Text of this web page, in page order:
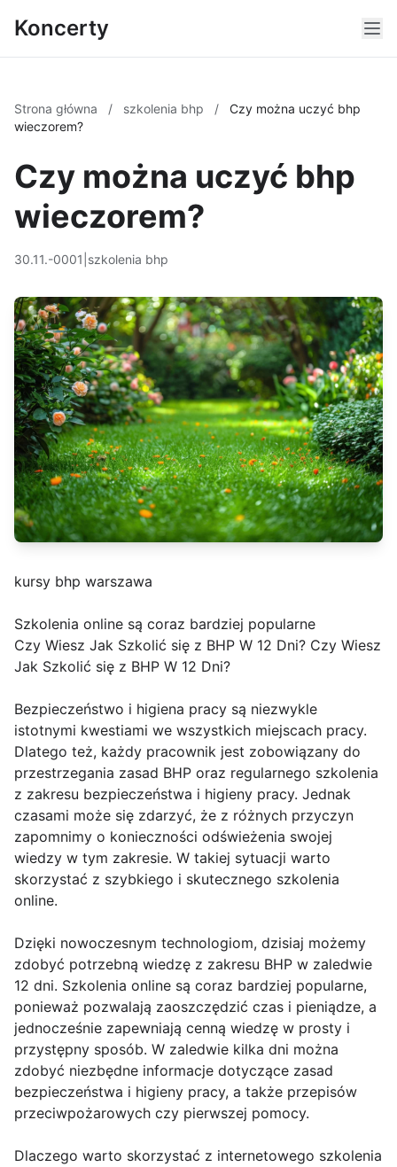
Koncerty
Strona główna / szkolenia bhp /
Czy można uczyć bhp
wieczorem?
Czy można uczyć bhp
wieczorem?
30.11.-0001 szkolenia bhp
kursy bhp warszawa
Szkolenia online są coraz bardziej popularne
Czy Wiesz Jak Szkolić się z BHP W 12 Dni? Czy Wiesz
Jak Szkolić się z BHP W 12 Dni?
Bezpieczeństwo i higiena pracy są niezwykle
istotnymi kwestiami we wszystkich miejscach pracy.
Dlatego też, każdy pracownik jest zobowiązany do
przestrzegania zasad BHP oraz regularnego szkolenia
z zakresu bezpieczeństwa i higieny pracy. Jednak
czasami może się zdarzyć, że z różnych przyczyn
zapomnimy o konieczności odświeżenia swojej
wiedzy w tym zakresie. W takiej sytuacji warto
skorzystać z szybkiego i skutecznego szkolenia
online.
Dzięki nowoczesnym technologiom, dzisiaj możemy
zdobyć potrzebną wiedzę z zakresu BHP w zaledwie
12 dni. Szkolenia online są coraz bardziej popularne,
ponieważ pozwalają zaoszczędzić czas i pieniądze, a
jednocześnie zapewniają cenną wiedzę w prosty i
przystępny sposób. W zaledwie kilka dni można
zdobyć niezbędne informacje dotyczące zasad
bezpieczeństwa i higieny pracy, a także przepisów
przeciwpożarowych czy pierwszej pomocy.
Dlaczego warto skorzystać z internetowego szkolenia